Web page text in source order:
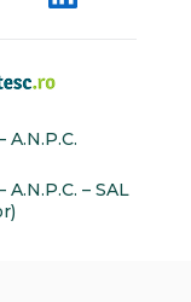
A.N.P.C.
– SAL